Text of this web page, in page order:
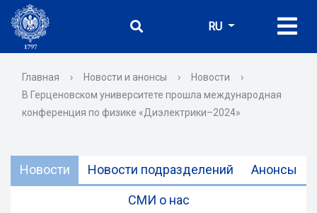
RU
Главная › Новости и анонсы › Новости
›
В Герценовском университете прошла международная
конференция по физике «Диэлектрики–2024»
Новости Новости подразделений Анонсы
СМИ о нас